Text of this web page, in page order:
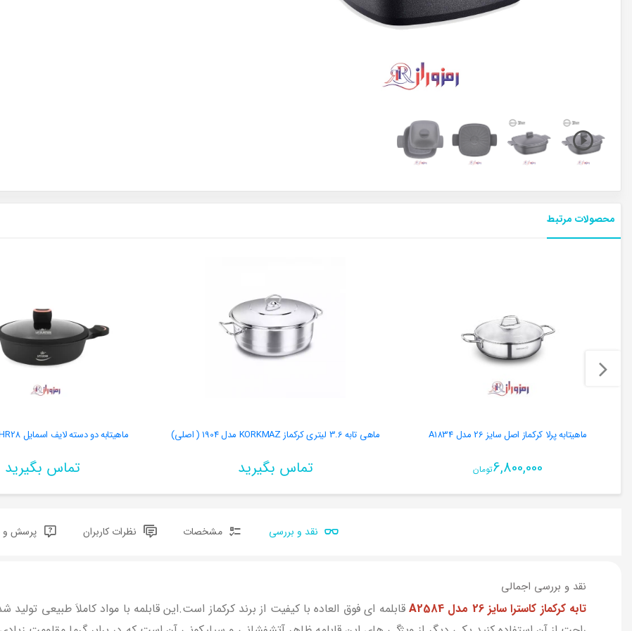
محصولات مرتبط
ماهیتابه پرلا کرکماز اصل سایز 26 مدل A1834
6,800,000تومان
ماهی تابه 3.6 لیتری کرکماز KORKMAZ مدل 1904 ( اصلی)
تماس بگیرید
ماهیتابه دو دسته لایف اسمایل LIFEP13NSHR28
تماس بگیرید
نقد و بررسی مشخصات نظرات کاربران پرسش و
نقد و بررسی اجمالی
تابه کرکماز کاسترا سایز 26 مدل A2584
قابلمه ای فوق العاده با کیفیت از برند کرکماز است.این قابلمه با مواد کاملاَ طبیعی